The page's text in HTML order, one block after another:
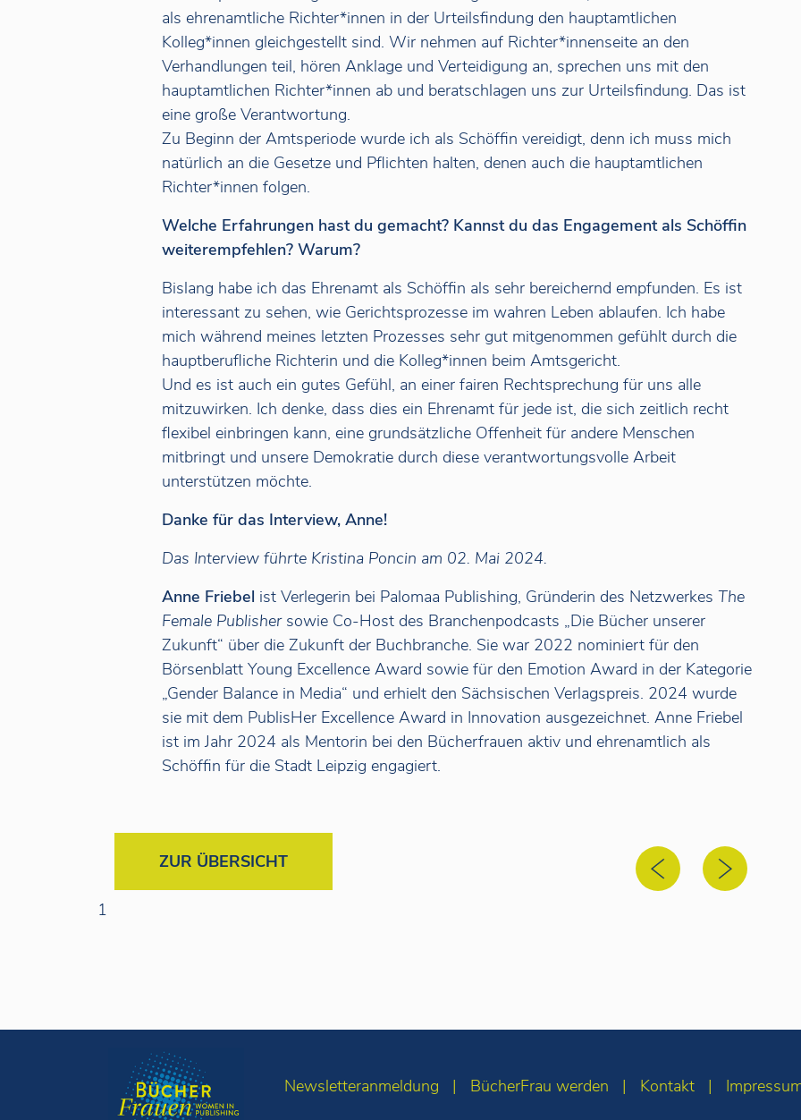
als ehrenamtliche Richter*innen in der Urteilsfindung den hauptamtlichen
Kolleg*innen gleichgestellt sind. Wir nehmen auf Richter*innenseite an den
Verhandlungen teil, hören Anklage und Verteidigung an, sprechen uns mit den
hauptamtlichen Richter*innen ab und beratschlagen uns zur Urteilsfindung. Das ist
eine große Verantwortung.
Zu Beginn der Amtsperiode wurde ich als Schöffin vereidigt, denn ich muss mich
natürlich an die Gesetze und Pflichten halten, denen auch die hauptamtlichen
Richter*innen folgen.
Welche Erfahrungen hast du gemacht? Kannst du das Engagement als Schöffin
weiterempfehlen? Warum?
Bislang habe ich das Ehrenamt als Schöffin als sehr bereichernd empfunden. Es ist
interessant zu sehen, wie Gerichtsprozesse im wahren Leben ablaufen. Ich habe
mich während meines letzten Prozesses sehr gut mitgenommen gefühlt durch die
hauptberufliche Richterin und die Kolleg*innen beim Amtsgericht.
Und es ist auch ein gutes Gefühl, an einer fairen Rechtsprechung für uns alle
mitzuwirken. Ich denke, dass dies ein Ehrenamt für jede ist, die sich zeitlich recht
flexibel einbringen kann, eine grundsätzliche Offenheit für andere Menschen
mitbringt und unsere Demokratie durch diese verantwortungsvolle Arbeit
unterstützen möchte.
Danke für das Interview, Anne!
Das Interview führte Kristina Poncin am 02. Mai 2024.
Anne Friebel ist Verlegerin bei Palomaa Publishing, Gründerin des NetzwerkesThe
Female Publishersowie Co-Host des Branchenpodcasts „Die Bücher unserer
Zukunft“ über die Zukunft der Buchbranche. Sie war 2022 nominiert für den
Börsenblatt Young Excellence Award sowie für den Emotion Award in der Kategorie
„Gender Balance in Media“ und erhielt den Sächsischen Verlagspreis. 2024 wurde
sie mit dem PublisHer Excellence Award in Innovation ausgezeichnet. Anne Friebel
ist im Jahr 2024 als Mentorin bei den Bücherfrauen aktiv und ehrenamtlich als
Schöffin für die Stadt Leipzig engagiert.
ZUR ÜBERSICHT
1
Newsletteranmeldung BücherFrau werden Kontakt